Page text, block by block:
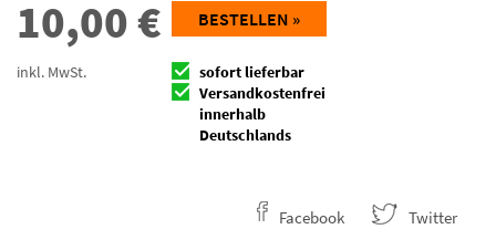
10,00€
inkl. MwSt.
BESTELLEN »
sofort lieferbar
Versandkostenfrei
innerhalb
Deutschlands
Facebook Twitter